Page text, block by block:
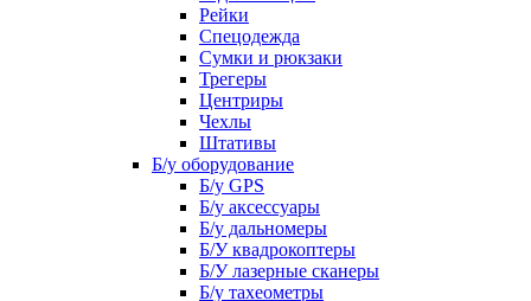
Рейки
Спецодежда
Сумки и рюкзаки
Трегеры
Центриры
Чехлы
Штативы
Б/у оборудование
Б/у GPS
Б/у аксессуары
Б/у дальномеры
Б/У квадрокоптеры
Б/У лазерные сканеры
Б/у тахеометры